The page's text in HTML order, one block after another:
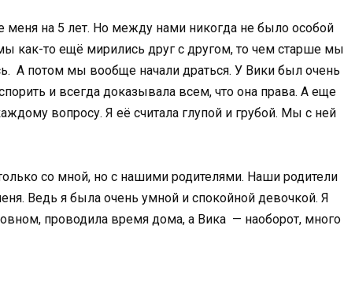
меня на 5 лет. Но между нами никогда не было особой
как-то ещё мирились друг с другом, то чем старше мы
А потом мы вообще начали драться. У Вики был очень
и всегда доказывала всем, что она права. А еще
вопросу. Я её считала глупой и грубой. Мы с ней
со мной, но с нашими родителями. Наши родители
Ведь я была очень умной и спокойной девочкой. Я
проводила время дома, а Вика — наоборот, много